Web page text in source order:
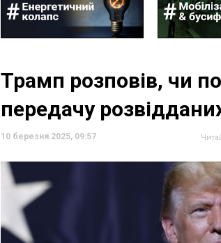
Трамп розповів, чи
передачу
10 березня 2025, 09:57